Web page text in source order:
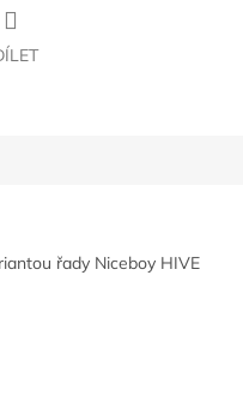
řady Niceboy HIVE